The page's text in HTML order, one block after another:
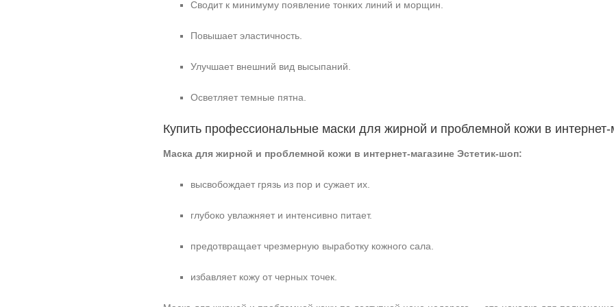
Сводит к минимуму появление тонких линий и морщин.
Повышает эластичность.
Улучшает внешний вид высыпаний.
Осветляет темные пятна.
Купить профессиональные маски для жирной и проблемной кожи в интернет-
Маска для жирной и проблемной кожи в интернет-магазине Эстетик-шоп:
высвобождает грязь из пор и сужает их.
глубоко увлажняет и интенсивно питает.
предотвращает чрезмерную выработку кожного сала.
избавляет кожу от черных точек.